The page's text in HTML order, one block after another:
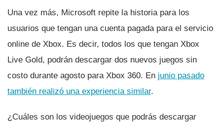
Una vez más, Microsoft repite la historia para los
usuarios que tengan una cuenta pagada para el servicio
online de Xbox. Es decir, todos los que tengan Xbox
Live Gold, podrán descargar dos nuevos juegos sin
costo durante agosto para Xbox 360. En junio pasado
también realizó una experiencia similar.
¿Cuáles son los videojuegos que podrás descargar